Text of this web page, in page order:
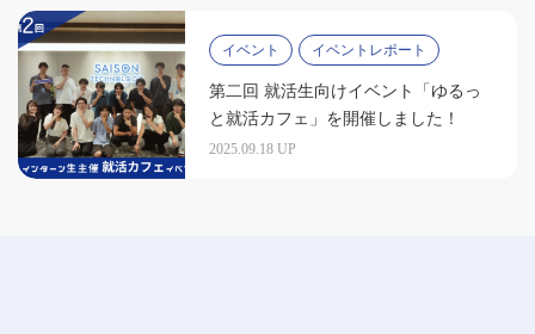
イベント イベントレポート
第二回 就活生向けイベント「ゆるっ
と就活カフェ」を開催しました！
2025.09.18 UP